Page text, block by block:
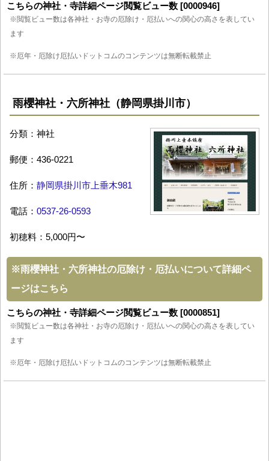
こちらの神社・寺詳細ページ閲覧ビュー数 [0000946]
※閲覧ビュー数は各神社・お寺の厄除け・厄払いへの関心の高さを表してい
ます
※厄年・厄除け厄払いドットコムのコンテンツは無断転載禁止
雨櫻神社・六所神社（静岡県掛川市）
分類：神社
郵便：436-0221
住所： 静岡県掛川市上垂木981
電話： 0537-26-0593
初穂料：5,000円〜
※雨櫻神社・六所神社の厄除け・厄払いについて詳細ペ
ージはこちら
こちらの神社・寺詳細ページ閲覧ビュー数 [0000851]
※閲覧ビュー数は各神社・お寺の厄除け・厄払いへの関心の高さを表してい
ます
※厄年・厄除け厄払いドットコムのコンテンツは無断転載禁止